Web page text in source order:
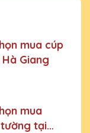
mua cúp
Giang
mua
tại